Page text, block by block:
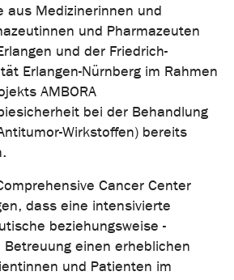
aus Medizinerinnen und
und Pharmazeuten
und der Friedrich-
Erlangen-Nürnberg im Rahmen
AMBORA
bei der Behandlung
Wirkstoffen) bereits
Cancer Center
dass eine intensivierte
beziehungsweise -
einen erheblichen
und Patienten im